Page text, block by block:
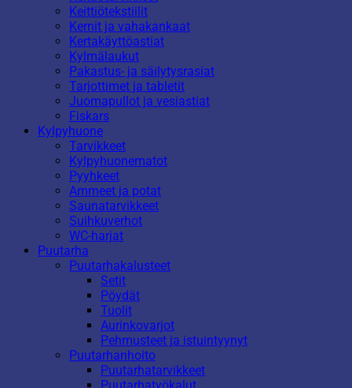
Keittiötekstiilit
Kernit ja vahakankaat
Kertakäyttöastiat
Kylmälaukut
Pakastus- ja säilytysrasiat
Tarjottimet ja tabletit
Juomapullot ja vesiastiat
Fiskars
Kylpyhuone
Tarvikkeet
Kylpyhuonematot
Pyyhkeet
Ammeet ja potat
Saunatarvikkeet
Suihkuverhot
WC-harjat
Puutarha
Puutarhakalusteet
Setit
Pöydät
Tuolit
Aurinkovarjot
Pehmusteet ja istuintyynyt
Puutarhanhoito
Puutarhatarvikkeet
Puutarhatyökalut